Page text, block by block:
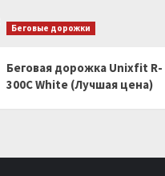
кг
цена)
Беговые дорожки
Беговая дорожка Unixfit R-
300C White (Лучшая цена)